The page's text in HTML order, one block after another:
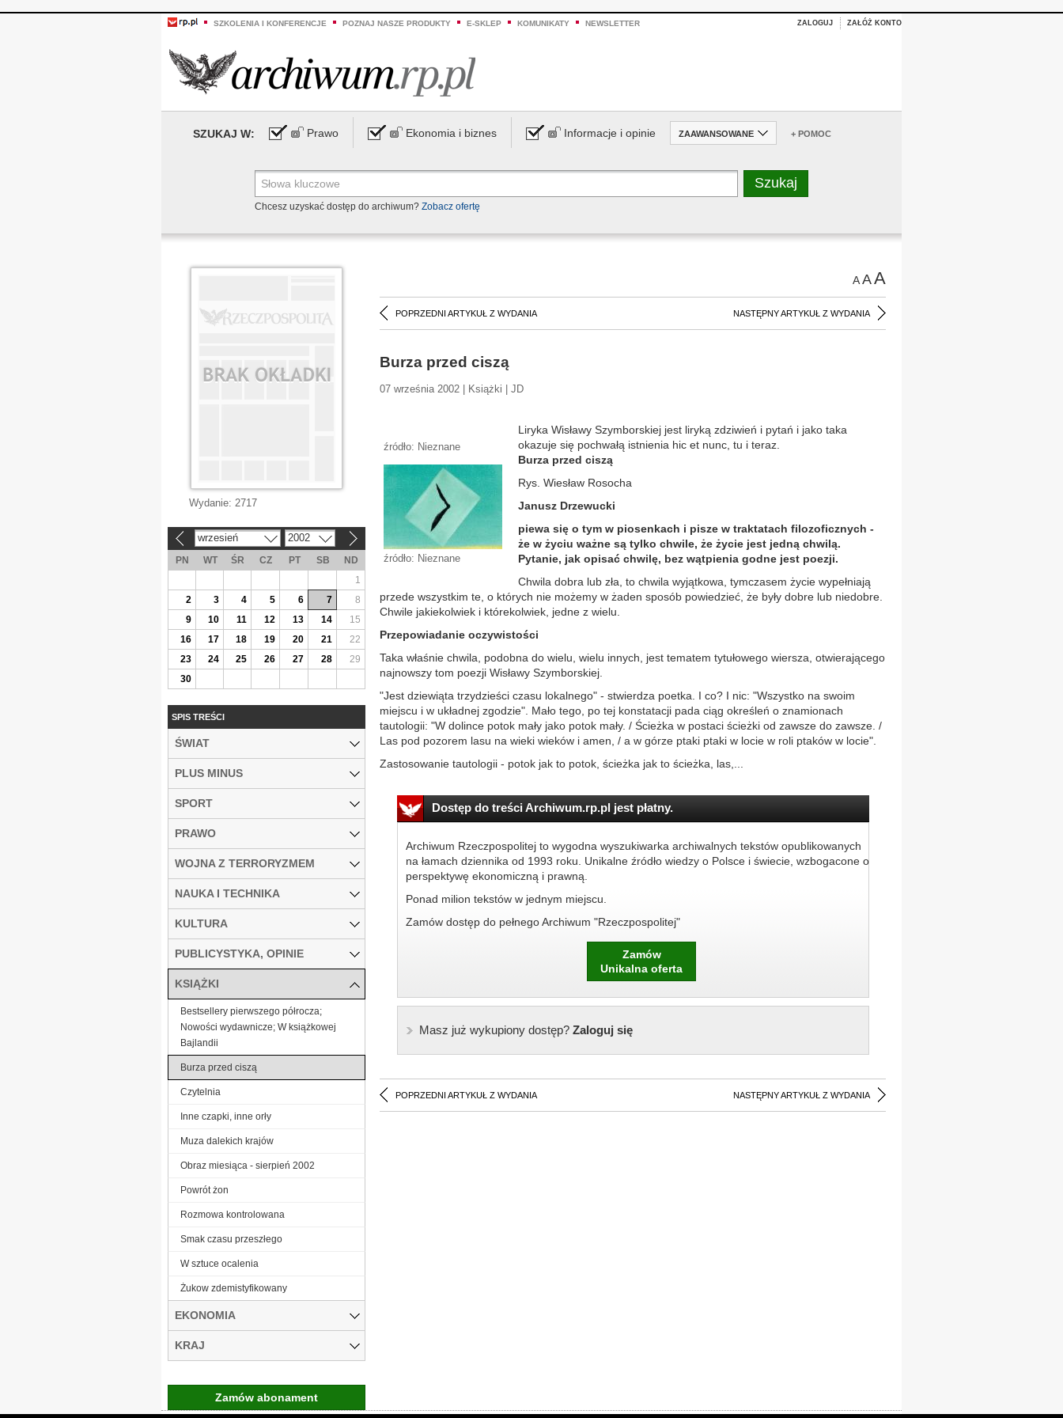
SZKOLENIA I KONFERENCJE POZNAJ NASZE PRODUKTY E-SKLEP KOMUNIKATY NEWSLETTER ZALOGUJ ZAŁÓŻ KONTO
SZUKAJ W: Prawo Ekonomia i biznes Informacje i opinie ZAAWANSOWANE + POMOC
Chcesz uzyskać dostęp do archiwum? Zobacz ofertę
AAA
POPRZEDNI ARTYKUŁ Z WYDANIA NASTĘPNY ARTYKUŁ Z WYDANIA
Burza przed ciszą
07 września 2002 | Książki | JD
źródło: Nieznane
źródło: Nieznane
Liryka Wisławy Szymborskiej jest liryką zdziwień i pytań i jako taka
okazuje się pochwałą istnienia hic et nunc, tu i teraz.
Burza przed ciszą
Rys. Wiesław Rosocha
Janusz Drzewucki
piewa się o tym w piosenkach i pisze w traktatach filozoficznych -
że w życiu ważne są tylko chwile, że życie jest jedną chwilą.
Pytanie, jak opisać chwilę, bez wątpienia godne jest poezji.
Chwila dobra lub zła, to chwila wyjątkowa, tymczasem życie wypełniają
przede wszystkim te, o których nie możemy w żaden sposób powiedzieć, że były dobre lub niedobre.
Chwile jakiekolwiek i którekolwiek, jedne z wielu.
Przepowiadanie oczywistości
Taka właśnie chwila, podobna do wielu, wielu innych, jest tematem tytułowego wiersza, otwierającego
najnowszy tom poezji Wisławy Szymborskiej.
"Jest dziewiąta trzydzieści czasu lokalnego" - stwierdza poetka. I co? I nic: "Wszystko na swoim
miejscu i w układnej zgodzie". Mało tego, po tej konstatacji pada ciąg określeń o znamionach
tautologii: "W dolince potok mały jako potok mały. / Ścieżka w postaci ścieżki od zawsze do zawsze. /
Las pod pozorem lasu na wieki wieków i amen, / a w górze ptaki ptaki w locie w roli ptaków w locie".
Zastosowanie tautologii - potok jak to potok, ścieżka jak to ścieżka, las,...
Dostęp do treści Archiwum.rp.pl jest płatny.
Archiwum Rzeczpospolitej to wygodna wyszukiwarka archiwalnych tekstów opublikowanych
na łamach dziennika od 1993 roku. Unikalne źródło wiedzy o Polsce i świecie, wzbogacone o
perspektywę ekonomiczną i prawną.
Ponad milion tekstów w jednym miejscu.
Zamów dostęp do pełnego Archiwum "Rzeczpospolitej"
Zamów
Unikalna oferta
Masz już wykupiony dostęp?Zaloguj się
POPRZEDNI ARTYKUŁ Z WYDANIA NASTĘPNY ARTYKUŁ Z WYDANIA
Wydanie: 2717
wrzesień 2002
PN WT ŚR CZ PT SB
ND
1
2
3 4 5 6 7
8
9
10 11 12 13 14
15
16
17 18 19 20 21
22
23
24 25 26 27 28
29
30
SPIS TREŚCI
ŚWIAT
PLUS MINUS
SPORT
PRAWO
WOJNA Z TERRORYZMEM
NAUKA I TECHNIKA
KULTURA
PUBLICYSTYKA, OPINIE
KSIĄŻKI
Bestsellery pierwszego półrocza;
Nowości wydawnicze; W książkowej
Bajlandii
Burza przed ciszą
Czytelnia
Inne czapki, inne orły
Muza dalekich krajów
Obraz miesiąca - sierpień 2002
Powrót żon
Rozmowa kontrolowana
Smak czasu przeszłego
W sztuce ocalenia
Żukow zdemistyfikowany
EKONOMIA
KRAJ
Zamów abonament